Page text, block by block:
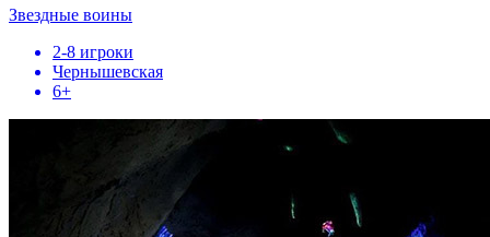
Звездные воины
2-8 игроки
Чернышевская
6+